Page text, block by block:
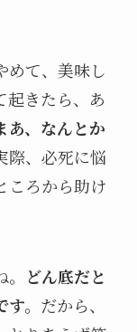
めて、美味し
起きたら、あ
あ、なんとか
際、必死に悩
ころから助け
どん底だと
。 だから、